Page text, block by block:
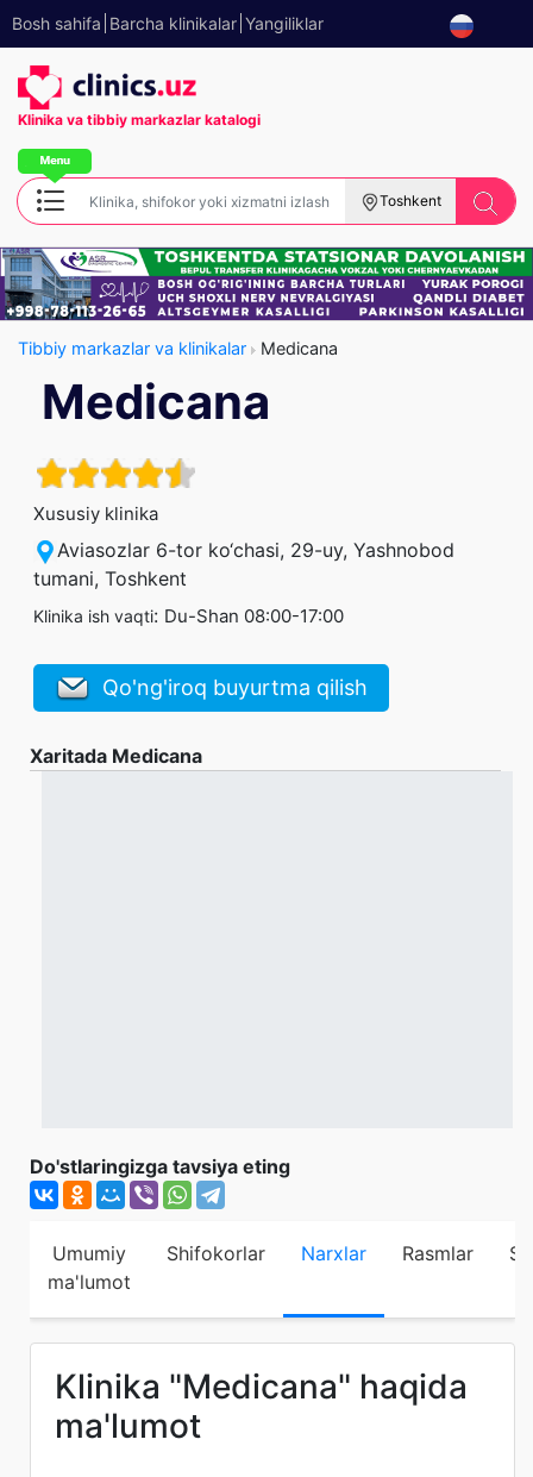
Bosh sahifa Barcha klinikalar Yangiliklar
Klinika va tibbiy markazlar katalogi
Toshkent
Tibbiy markazlar va klinikalar Medicana
Medicana
Xususiy klinika
Aviasozlar 6-tor ko‘chasi, 29-uy, Yashnobod
tumani, Toshkent
Klinika ish vaqti: Du-Shan 08:00-17:00
Qo'ng'iroq buyurtma qilish
Xaritada Medicana
Do'stlaringizga tavsiya eting
Umumiy
ma'lumot
Shifokorlar Narxlar Rasmlar
Klinika "Medicana" haqida
ma'lumot